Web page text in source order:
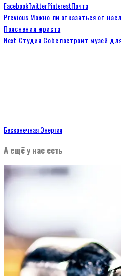
FacebookTwitterPinterestПочта
Previous Можно ли отказаться от
Пояснения юриста
Next Студия Cobe построит музей
Бесконечная Энергия
А ещё у нас есть